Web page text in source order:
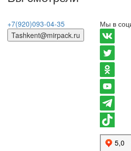
+7(920)093-04-35
Tashkent@mirpack.ru
Мы в